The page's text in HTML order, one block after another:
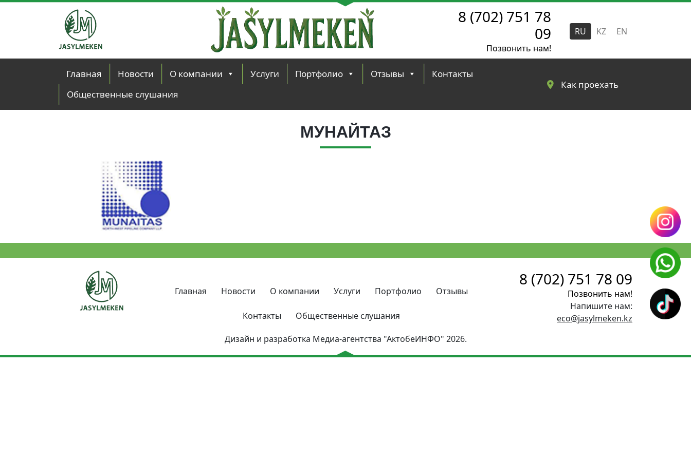
Skip to main content
8 (702) 751 78
09
Позвонить нам!
RU KZ EN
Главная Новости О компании Услуги Портфолио Отзывы
Контакты
Общественные слушания
Как проехать
МУНАЙТАЗ
Главная Новости О компании Услуги Портфолио Отзывы
Контакты Общественные слушания
8 (702) 751 78 09
Позвонить нам!
Напишите нам:
eco@jasylmeken.kz
Дизайн и разработка Медиа-агентства "АктобеИНФО" 2026.